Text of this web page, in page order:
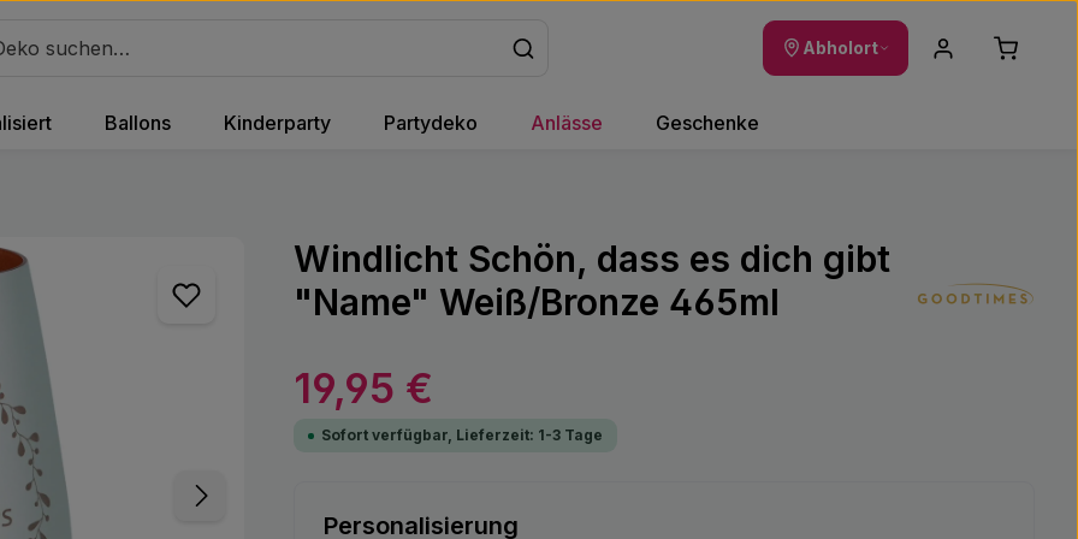
Abholort
Ballons Kinderparty Partydeko Anlässe Geschenke
Windlicht Schön, dass es dich gibt
"Name" Weiß/Bronze 465ml
Regulärer Preis:
19,95 €
Sofort verfügbar, Lieferzeit: 1-3 Tage
Personalisierung